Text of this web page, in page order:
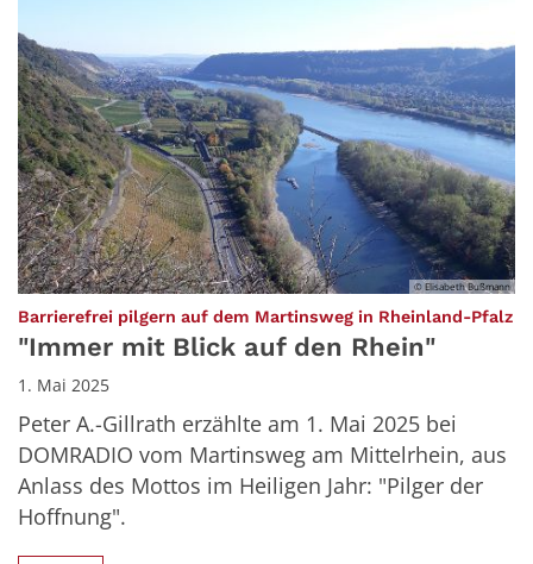
© Elisabeth Bußmann
Barrierefrei pilgern auf dem Martinsweg in Rheinland-Pfalz:
"Immer mit Blick auf den Rhein"
1. Mai 2025
Peter A.-Gillrath erzählte am 1. Mai 2025 bei
DOMRADIO vom Martinsweg am Mittelrhein, aus
Anlass des Mottos im Heiligen Jahr: "Pilger der
Hoffnung".